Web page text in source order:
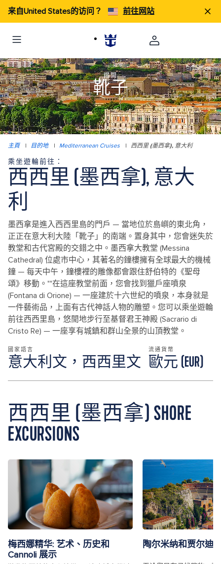
来自United States的访问？ 前往网站
踢開
靴子
主頁 | 目的地 | Mediterranean Cruises | 西西里 (墨西拿), 意大利
乘坐遊輪前往：
西西里 (墨西拿), 意大
利
墨西拿是進入西西里島的門戶 — 當地位於島嶼的東北角，
正正在意大利大陸「靴子」的南端。置身其中，您會迷失於
教堂和古代宮殿的交錯之中。墨西拿大教堂 (Messina
Cathedral) 位處市中心，其著名的鐘樓擁有全球最大的機械
鐘 — 每天中午，鐘樓裡的雕像都會跟住舒伯特的《聖母
頌》移動。""在這座教堂前面，您會找到獵戶座噴泉
(Fontana di Orione) — 一座建於十六世紀的噴泉，本身就是
一件藝術品，上面有古代神話人物的雕塑。您可以乘坐遊輪
前往西西里島，悠閒地步行至基督君王神殿 (Sacrario di
Cristo Re) — 一座享有城鎮和群山全景的山頂教堂。
國家語言
意大利文，西西里文
流通貨幣
歐元 (EUR)
西西里 (墨西拿) SHORE
EXCURSIONS